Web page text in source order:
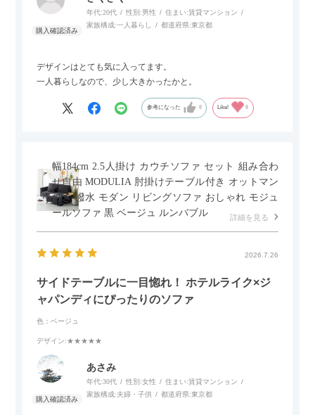
年代:20代 性別:男性 住まい:賃貸マンション
家族構成:一人暮らし 都道府県:東京都
デザインはとても気に入ってます。
一人暮らしなので、少し大きかったかと。
参考になった 0 Like! 0
幅184cm 2.5人掛け カウチソファ セット 組み合わ
せ自由 MODULIA 肘掛けテーブル付き オットマン
付き 撥水 モダン リビングソファ おしゃれ モジュ
ールソファ 黒 ベージュ ルンバブル
詳細を見る
2026.7.26
サイドテーブルに一目惚れ！ ホテルライク×ジ
ャパンディにぴったりのソファ
色：ベージュ
デザイン:★★★★★
あさみ
年代:30代 性別:女性 住まい:賃貸マンション
家族構成:夫婦・子供 都道府県:東京都